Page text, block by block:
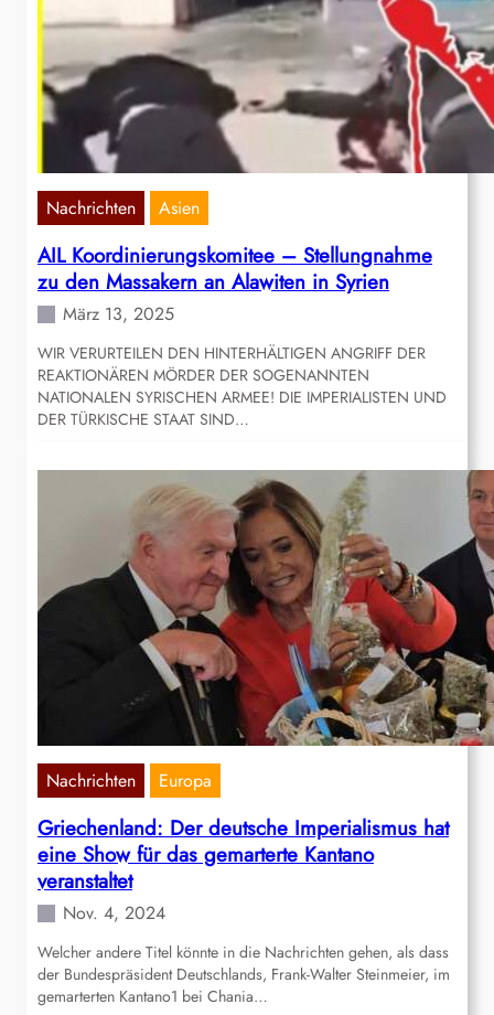
Nachrichten Asien
AIL Koordinierungskomitee – Stellungnahme
zu den Massakern an Alawiten in Syrien
März 13, 2025
WIR VERURTEILEN DEN HINTERHÄLTIGEN ANGRIFF DER
REAKTIONÄREN MÖRDER DER SOGENANNTEN
NATIONALEN SYRISCHEN ARMEE! DIE IMPERIALISTEN UND
DER TÜRKISCHE STAAT SIND…
Nachrichten Europa
Griechenland: Der deutsche Imperialismus hat
eine Show für das gemarterte Kantano
veranstaltet
Nov. 4, 2024
Welcher andere Titel könnte in die Nachrichten gehen, als dass
der Bundespräsident Deutschlands, Frank-Walter Steinmeier, im
gemarterten Kantano1 bei Chania…